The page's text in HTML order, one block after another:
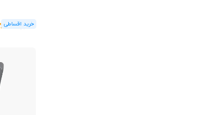
(1رای)
5